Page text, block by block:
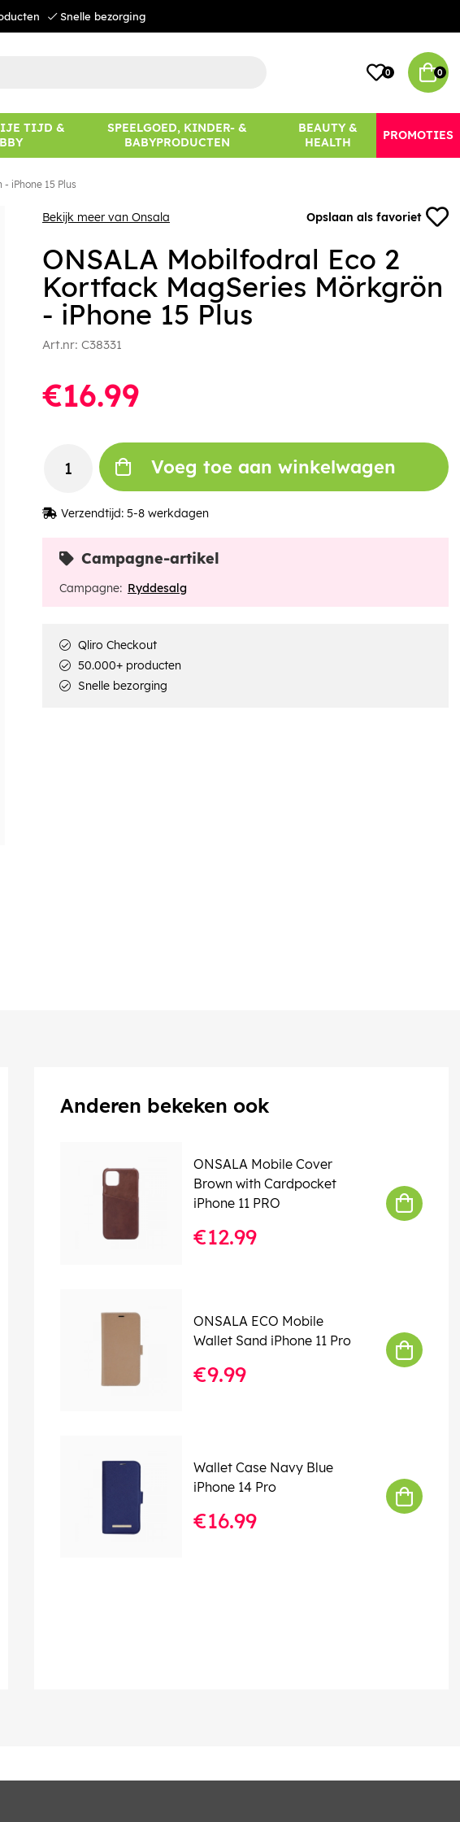
Snelle bezorging
0 0
TIJD &
SPEELGOED, KINDER- &
BABYPRODUCTEN
BEAUTY &
HEALTH
PROMOTIES
iPhone 15 Plus
Bekijk meer van Onsala Opslaan als favoriet
ONSALA Mobilfodral Eco 2
Kortfack MagSeries Mörkgrön
- iPhone 15 Plus
Art.nr: C38331
€16.99
Voeg toe aan winkelwagen
Verzendtijd: 5-8 werkdagen
Campagne-artikel
Campagne: Ryddesalg
Qliro Checkout
50.000+ producten
Snelle bezorging
Anderen bekeken ook
ONSALA Mobile Cover
Brown with Cardpocket
iPhone 11 PRO
€12.99
ONSALA ECO Mobile
Wallet Sand iPhone 11 Pro
€9.99
Wallet Case Navy Blue
iPhone 14 Pro
€16.99